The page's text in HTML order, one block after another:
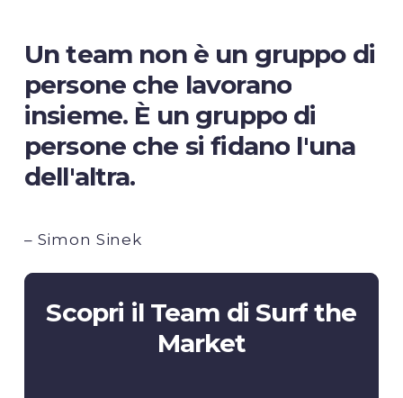
Un team non è un gruppo di
persone che lavorano
insieme. È un gruppo di
persone che si fidano l'una
dell'altra.
– Simon Sinek
Scopri il Team di Surf the
Market